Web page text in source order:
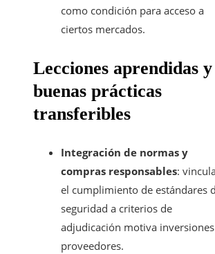
como condición para acceso a
ciertos mercados.
Lecciones aprendidas y
buenas prácticas
transferibles
Integración de normas y
compras responsables:
el cumplimiento de estándares
seguridad a criterios de
adjudicación motiva
proveedores.